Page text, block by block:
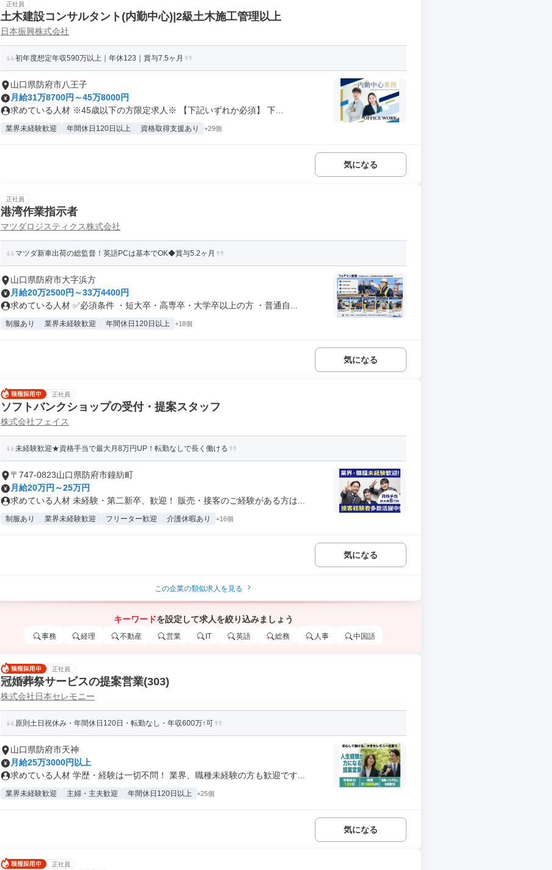
正社員
土木建設コンサルタント(内勤中心)|2級土木施工管理以上
日本振興株式会社
初年度想定年収590万以上｜年休123｜賞与7.5ヶ月
山口県防府市八王子
月給31万8700円～45万8000円
求めている人材 ※45歳以下の方限定求人※ 【下記いずれか必須】 下...
業界未経験歓迎 年間休日120日以上 資格取得支援あり +29個
気になる
正社員
港湾作業指示者
マツダロジスティクス株式会社
マツダ新車出荷の総監督！英語PCは基本でOK◆賞与5.2ヶ月
山口県防府市大字浜方
月給20万2500円～33万4400円
求めている人材 ✅必須条件 ・短大卒・高専卒・大学卒以上の方 ・普通自...
制服あり 業界未経験歓迎 年間休日120日以上 +18個
気になる
正社員
ソフトバンクショップの受付・提案スタッフ
株式会社フェイス
未経験歓迎★資格手当で最大月8万円UP！転勤なしで長く働ける
〒747-0823山口県防府市鐘紡町
月給20万円～25万円
求めている人材 未経験・第二新卒、歓迎！ 販売・接客のご経験がある方は...
制服あり 業界未経験歓迎 フリーター歓迎 介護休暇あり +16個
気になる
この企業の類似求人を見る
キーワードを設定して求人を絞り込みましょう
事務 経理 不動産 営業 IT 英語 総務 人事 中国語
正社員
冠婚葬祭サービスの提案営業(303)
株式会社日本セレモニー
原則土日祝休み・年間休日120日・転勤なし・年収600万↑可
山口県防府市天神
月給25万3000円以上
求めている人材 学歴・経験は一切不問！ 業界、職種未経験の方も歓迎です...
業界未経験歓迎 主婦・主夫歓迎 年間休日120日以上 +25個
気になる
正社員